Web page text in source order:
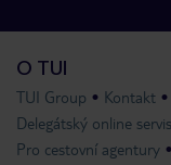
O TUI
TUI Group Kontakt
Delegátský online
Pro cestovní agentury